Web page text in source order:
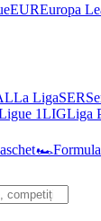
EUREuropa
La LigaSER
1LIGLiga
🏎